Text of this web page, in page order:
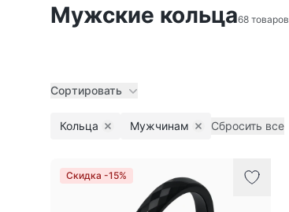
Мужские кольца68 товаров
Сортировать
Кольца Remove filter
Мужчинам Remove filter
Сбросить все
Товары
Скидка -15%